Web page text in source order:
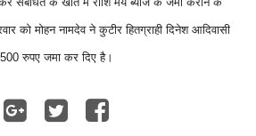
को मोहन नामदेव ने कुटीर हितग्राही दिनेश आदिवासी
रुपए जमा कर दिए है।